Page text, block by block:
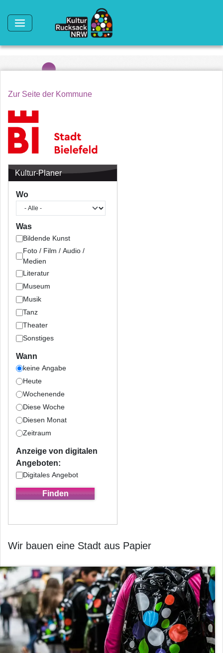
Zur Seite der Kommune
Kultur-Planer
Wo
Was
Bildende Kunst
Foto / Film / Audio /
Medien
Literatur
Museum
Musik
Tanz
Theater
Sonstiges
Wann
keine Angabe
Heute
Wochenende
Diese Woche
Diesen Monat
Zeitraum
Anzeige von digitalen
Angeboten:
Digitales Angebot
Wir bauen eine Stadt aus Papier